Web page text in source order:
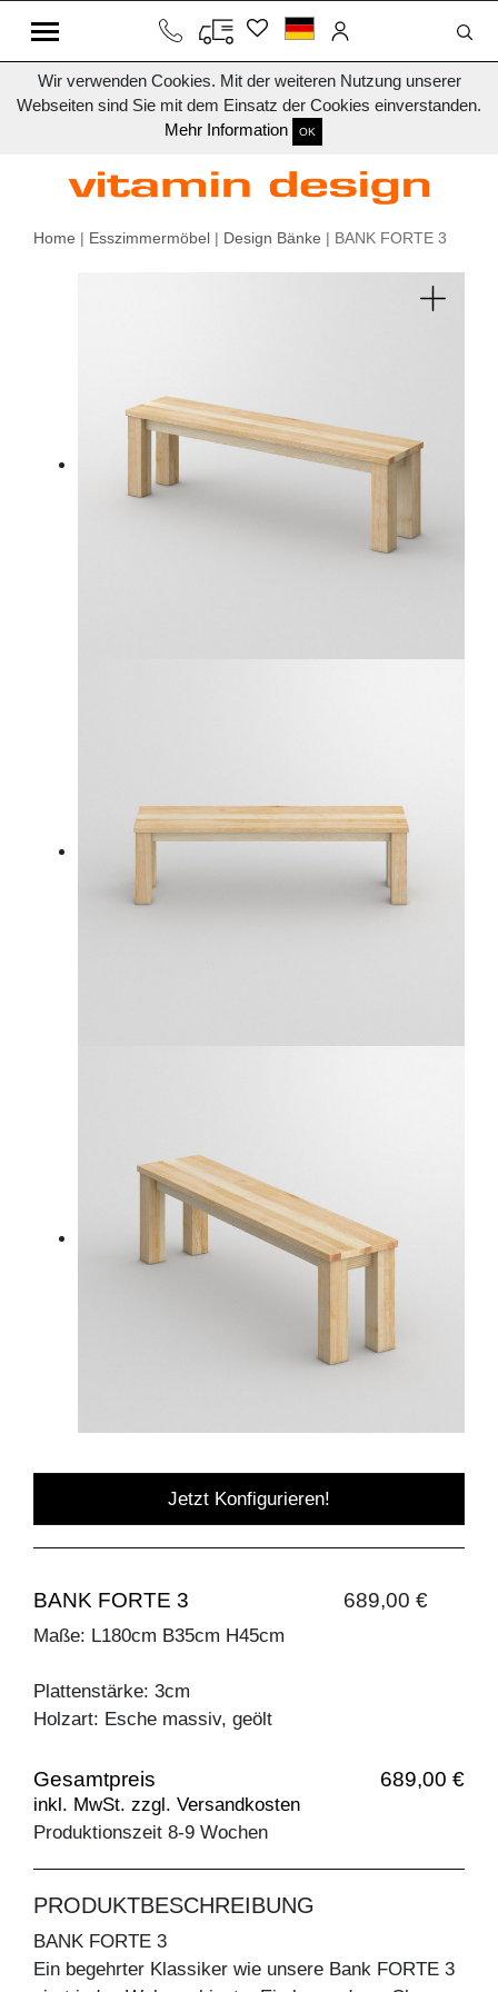
Wir verwenden Cookies. Mit der weiteren Nutzung unserer
Webseiten sind Sie mit dem Einsatz der Cookies einverstanden.
Mehr Information
OK
Home | Esszimmermöbel | Design Bänke | BANK FORTE 3
Jetzt Konfigurieren!
BANK FORTE 3 689,00 €
Maße: L180cm B35cm H45cm
Plattenstärke: 3cm
Holzart: Esche massiv, geölt
Gesamtpreis 689,00 €
inkl. MwSt. zzgl. Versandkosten
Produktionszeit 8-9 Wochen
PRODUKTBESCHREIBUNG
BANK FORTE 3
Ein begehrter Klassiker wie unsere Bank FORTE 3